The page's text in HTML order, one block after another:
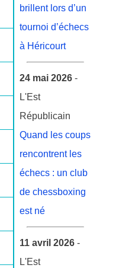
brillent lors d’un
tournoi d’échecs
à Héricourt
24 mai 2026 -
L'Est
Républicain
Quand les coups
rencontrent les
échecs : un club
de chessboxing
est né
11 avril 2026 -
L'Est